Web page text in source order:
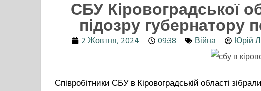
СБУ Кіровоградської
підозру губернатору
2 Жовтня, 2024 09:38 Війна Юрій
Співробітники СБУ в Кіровоградській області